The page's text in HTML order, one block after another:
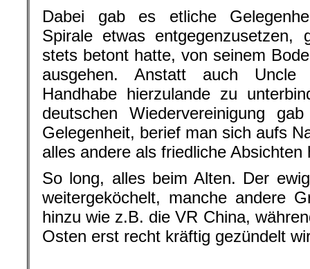
Dabei gab es etliche
Spirale etwas entgegenzusetzen,
stets betont hatte, von seinem
ausgehen. Anstatt auch Uncle
Handhabe hierzulande zu
deutschen Wiedervereinigung
Gelegenheit, berief man sich aufs
alles andere als friedliche Absichten
So long, alles beim Alten. Der
weitergeköchelt, manche andere
hinzu wie z.B. die VR China,
Osten erst recht kräftig gezündelt